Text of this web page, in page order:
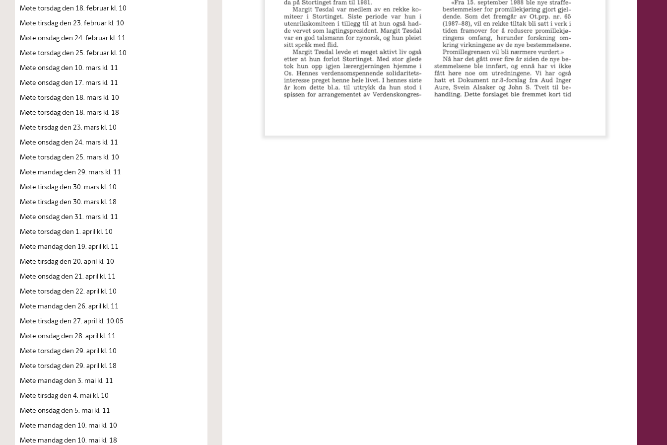
Møte torsdag den 18. februar kl. 10
Møte tirsdag den 23. februar kl. 10
Møte onsdag den 24. februar kl. 11
Møte torsdag den 25. februar kl. 10
Møte onsdag den 10. mars kl. 11
Møte onsdag den 17. mars kl. 11
Møte torsdag den 18. mars kl. 10
Møte torsdag den 18. mars kl. 18
Møte tirsdag den 23. mars kl. 10
Møte onsdag den 24. mars kl. 11
Møte torsdag den 25. mars kl. 10
Møte mandag den 29. mars kl. 11
Møte tirsdag den 30. mars kl. 10
Møte tirsdag den 30. mars kl. 18
Møte onsdag den 31. mars kl. 11
Møte torsdag den 1. april kl. 10
Møte mandag den 19. april kl. 11
Møte tirsdag den 20. april kl. 10
Møte onsdag den 21. april kl. 11
Møte torsdag den 22. april kl. 10
Møte mandag den 26. april kl. 11
Møte tirsdag den 27. april kl. 10.05
Møte onsdag den 28. april kl. 11
Møte torsdag den 29. april kl. 10
Møte torsdag den 29. april kl. 18
Møte mandag den 3. mai kl. 11
Møte tirsdag den 4. mai kl. 10
Møte onsdag den 5. mai kl. 11
Møte mandag den 10. mai kl. 10
Møte mandag den 10. mai kl. 18